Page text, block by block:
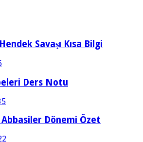
Savaşı Kısa Bilgi
Ders Notu
Dönemi Özet